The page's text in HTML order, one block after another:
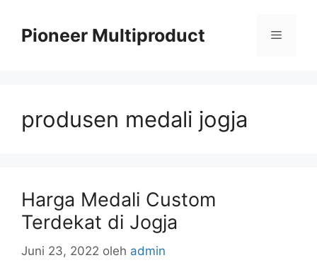
Pioneer Multiproduct Menu
produsen medali jogja
Harga Medali Custom
Terdekat di Jogja
Juni 23, 2022 oleh admin